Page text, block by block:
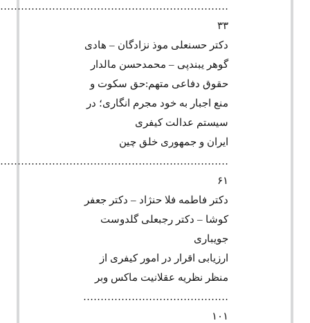
۳۳
دکتر حسنعلی موذ نزادگان – هادی
گوهر یبندپی – محمدحسن مالدار
حقوق دفاعی متهم:حق سکوت و
منع اجبار به خود مجرم انگاری؛ در
سیستم عدالت کیفری
ایران و جمهوری خلق چین
۶۱
دکتر فاطمه فلا حنژاد – دکتر جعفر
کوشا – دکتر رجبعلی گلدوست
جویباری
ارزیابی اقرار در امور کیفری از
منظر نظریه عقلانیت ماکس وبر
……………………………………
۱۰۱